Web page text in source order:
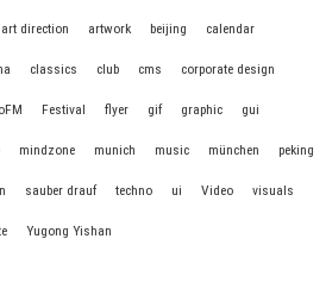
art direction artwork beijing calendar
classics club cms corporate design
Festival flyer gif graphic gui
mindzone munich music münchen peking
sauber drauf techno ui Video visuals
Yugong Yishan